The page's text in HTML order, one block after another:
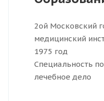
2ой Московский
медицинский
1975 год
Специальность
лечебное дело